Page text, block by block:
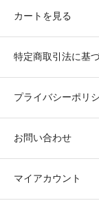
カートを見る
特定商取引法に基
プライバシーポリ
お問い合わせ
マイアカウント